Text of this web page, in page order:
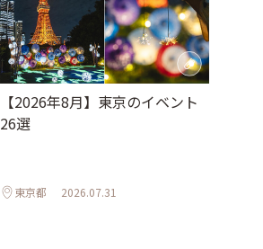
【2026年8月】東京のイベント
26選
東京都 2026.07.31